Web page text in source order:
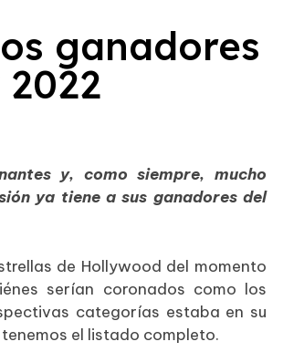
ganadores
y, como siempre, mucho
ya tiene a sus ganadores del
de Hollywood del momento
serían coronados como los
categorías estaba en su
el listado completo.